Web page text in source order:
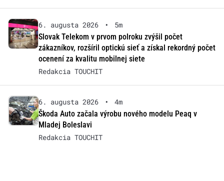
6. augusta 2026 •
5m
Slovak Telekom v prvom polroku zvýšil počet
zákazníkov, rozšíril optickú sieť a získal rekordný počet
ocenení za kvalitu mobilnej siete
Redakcia TOUCHIT
6. augusta 2026 •
4m
Škoda Auto začala výrobu nového modelu Peaq v
Mladej Boleslavi
Redakcia TOUCHIT